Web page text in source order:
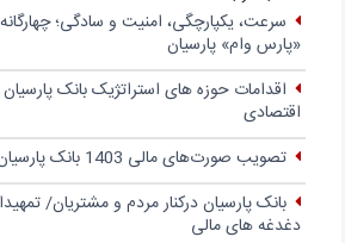
سرعت، یکپارچگی، امنیت و سادگی؛ چهار‌گانه
«پارس وام» پارسیان
اقدامات حوزه های استراتژیک بانک پارسیان
اقتصادی
تصویب صورت‌های مالی 1403 بانک پارسیان با تائید سهامداران
بانک پارسیان درکنار مردم و مشتریان/
دغدغه های مالی